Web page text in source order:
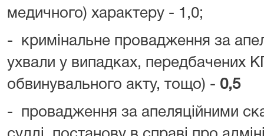
медичного) характеру - 1,0;
- кримінальне провадження за
ухвали у випадках, передбачених
обвинувального акту, тощо) - 0,5
- провадження за апеляційними